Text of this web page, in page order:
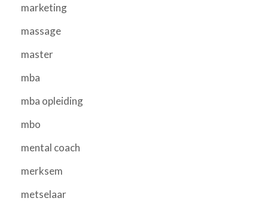
marketing
massage
master
mba
mba opleiding
mbo
mental coach
merksem
metselaar